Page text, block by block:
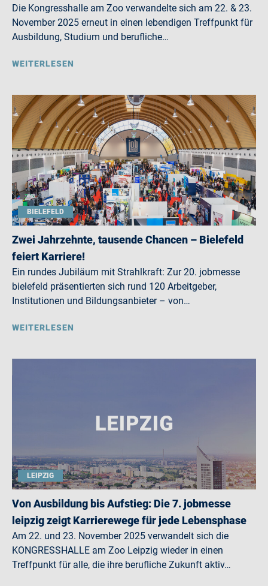
Die Kongresshalle am Zoo verwandelte sich am 22. & 23.
November 2025 erneut in einen lebendigen Treffpunkt für
Ausbildung, Studium und berufliche…
WEITERLESEN
BIELEFELD
Zwei Jahrzehnte, tausende Chancen – Bielefeld
feiert Karriere!
Ein rundes Jubiläum mit Strahlkraft: Zur 20. jobmesse
bielefeld präsentierten sich rund 120 Arbeitgeber,
Institutionen und Bildungsanbieter – von…
WEITERLESEN
LEIPZIG
Von Ausbildung bis Aufstieg: Die 7. jobmesse
leipzig zeigt Karrierewege für jede Lebensphase
Am 22. und 23. November 2025 verwandelt sich die
KONGRESSHALLE am Zoo Leipzig wieder in einen
Treffpunkt für alle, die ihre berufliche Zukunft aktiv…